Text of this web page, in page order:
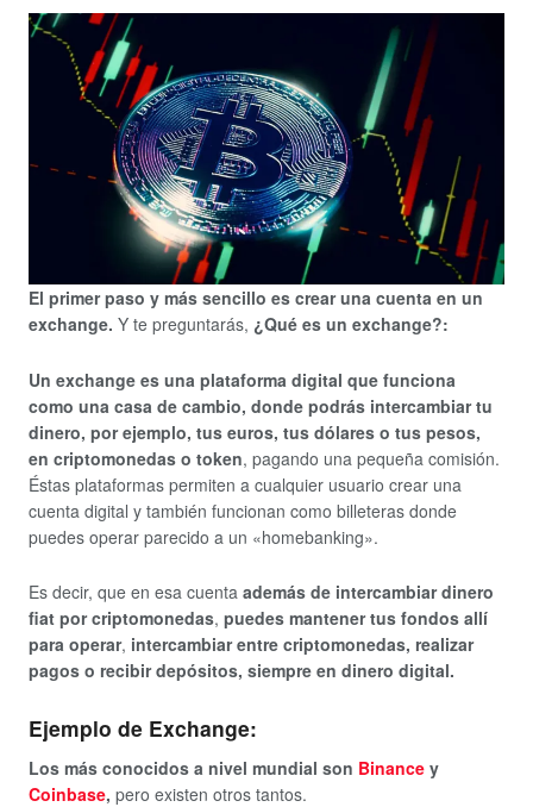
El primer paso y más sencillo es crear una cuenta en un
exchange. Y te preguntarás, ¿Qué es un exchange?:
Un exchange es una plataforma digital que funciona
como una casa de cambio, donde podrás intercambiar tu
dinero, por ejemplo, tus euros, tus dólares o tus pesos,
en criptomonedas o token, pagando una pequeña comisión.
Éstas plataformas permiten a cualquier usuario crear una
cuenta digital y también funcionan como billeteras donde
puedes operar parecido a un «homebanking».
Es decir, que en esa cuenta además de intercambiar dinero
fiat por criptomonedas, puedes mantener tus fondos allí
para operar, intercambiar entre criptomonedas, realizar
pagos o recibir depósitos, siempre en dinero digital.
Ejemplo de Exchange:
Los más conocidos a nivel mundial son Binance y
Coinbase, pero existen otros tantos.